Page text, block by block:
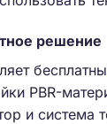
решение
PBR-
и система